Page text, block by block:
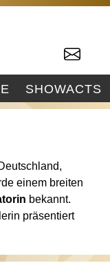
SHOWACTS
einem breiten
bekannt.
präsentiert